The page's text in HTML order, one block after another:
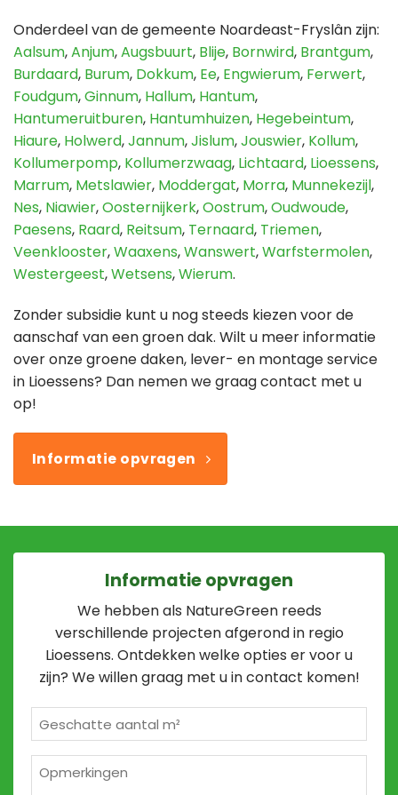
Onderdeel van de gemeente Noardeast-Fryslân zijn:
Aalsum,Anjum,Augsbuurt, Blije, Bornwird, Brantgum,
Burdaard, Burum, Dokkum, Ee, Engwierum, Ferwert,
Foudgum,Ginnum, Hallum, Hantum,
Hantumeruitburen, Hantumhuizen, Hegebeintum,
Hiaure, Holwerd,Jannum,Jislum,Jouswier, Kollum,
Kollumerpomp, Kollumerzwaag, Lichtaard, Lioessens,
Marrum, Metslawier, Moddergat, Morra, Munnekezijl,
Nes, Niawier,Oosternijkerk,Oostrum,Oudwoude,
Paesens, Raard, Reitsum, Ternaard, Triemen,
Veenklooster,Waaxens,Wanswert,Warfstermolen,
Westergeest,Wetsens,Wierum.
Zonder subsidie kunt u nog steeds kiezen voor de
aanschaf van een groen dak. Wilt u meer informatie
over onze groene daken, lever- en montage service
in Lioessens? Dan nemen we graag contact met u
op!
Informatie opvragen
Informatie opvragen
We hebben als NatureGreen reeds
verschillende projecten afgerond in regio
Lioessens. Ontdekken welke opties er voor u
zijn? We willen graag met u in contact komen!
m²